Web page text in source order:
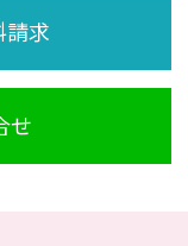
請求
せ